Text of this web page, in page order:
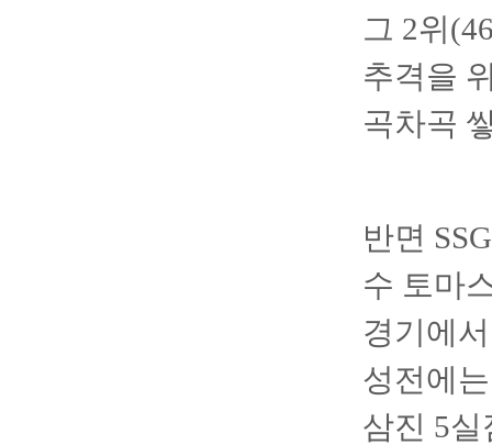
그 2위
추격을
곡차곡
반면
수 토마
경기에
성전에
삼진 5